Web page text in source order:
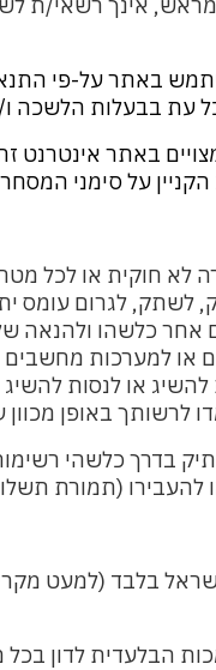
באתר על-פי
עת בבעלות הלשכה
באתר אינטרנט
על סימני
חוקית או לכל
לשתק, לגרום עומס
כלשהו ולהנאה
או למערכות
או לנסות להשיג
באופן מכוון
בדרך כלשהי
(תמורת
בלבד (למעט
הבלעדית לדון בכל